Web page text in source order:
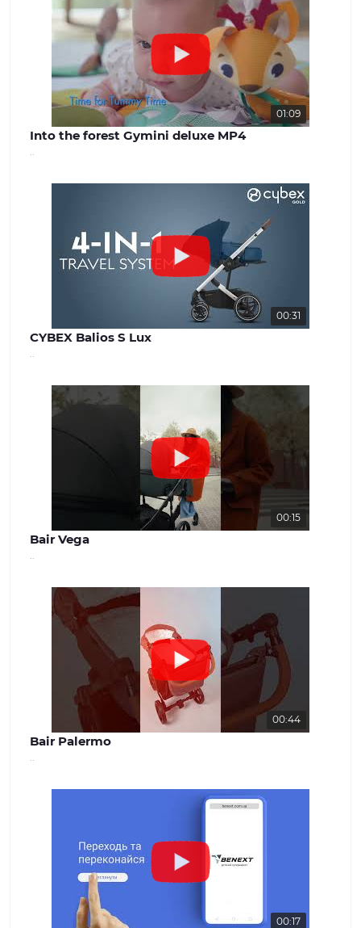
питання, що виникають. Наш сайт -
benext.com.ua
01:09
Into the forest Gymini deluxe MP4
00:31
CYBEX Balios S Lux
00:15
Bair Vega
00:44
Bair Palermo
00:17